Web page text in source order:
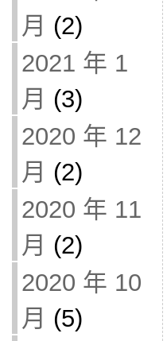
月 (2)
2021 年 1
月 (3)
2020 年 12
月 (2)
2020 年 11
月 (2)
2020 年 10
月 (5)